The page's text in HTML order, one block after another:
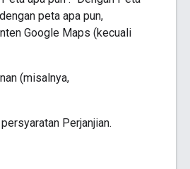
peta apa pun,
Google Maps (kecuali
(misalnya,
Perjanjian.